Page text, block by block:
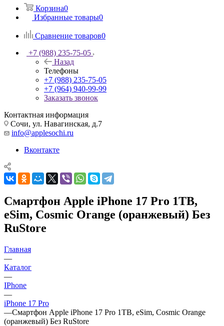
Корзина0
Избранные товары0
Сравнение товаров0
+7 (988) 235-75-05
Назад
Телефоны
+7 (988) 235-75-05
+7 (964) 940-99-99
Заказать звонок
Контактная информация
Сочи, ул. Навагинская, д.7
info@applesochi.ru
Вконтакте
Смартфон Apple iPhone 17 Pro 1TB,
eSim, Cosmic Orange (оранжевый) Без
RuStore
Главная
—
Каталог
—
IPhone
—
iPhone 17 Pro
—Смартфон Apple iPhone 17 Pro 1TB, eSim, Cosmic Orange
(оранжевый) Без RuStore